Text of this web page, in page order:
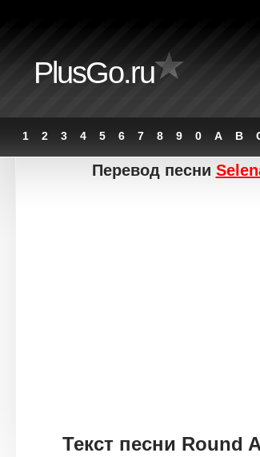
PlusGo.ru
1 2 3 4 5 6 7 8 9 0 A B
Перевод песни
Текст песни Round